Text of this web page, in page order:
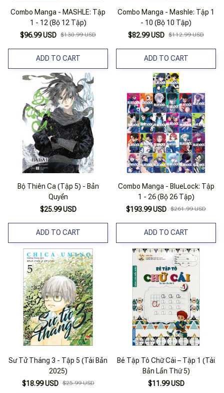
Combo Manga - MASHLE: Tập
1 - 12 (Bộ 12 Tập)
$96.99 USD $130.99 USD
ADD TO CART
Combo Manga - Mashle: Tập 1
- 10 (Bộ 10 Tập)
$82.99 USD $112.99 USD
ADD TO CART
Bộ Thiên Ca (Tập 5) - Bản
Quyền
$25.99 USD
ADD TO CART
Combo Manga - BlueLock: Tập
1 - 26 (Bộ 26 Tập)
$193.99 USD $261.99 USD
ADD TO CART
Sư Tử Tháng 3 - Tập 5 (Tái Bản
2025)
$18.99 USD $25.99 USD
Bé Tập Tô Chữ Cái – Tập 1 (Tái
Bản Lần Thứ 5)
$11.99 USD